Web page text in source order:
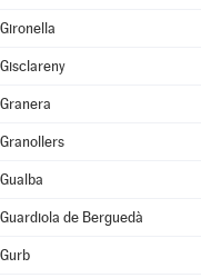
Gironella
Gisclareny
Granera
Granollers
Gualba
Guardiola de Berguedà
Gurb